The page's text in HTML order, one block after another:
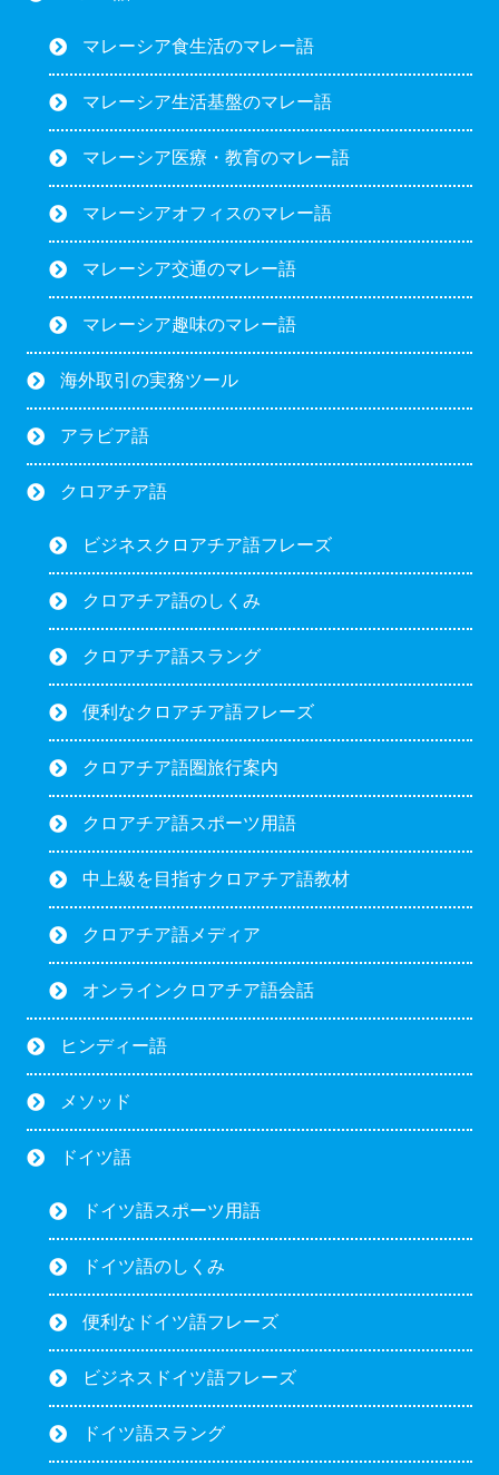
マレーシア食生活のマレー語
マレーシア生活基盤のマレー語
マレーシア医療・教育のマレー語
マレーシアオフィスのマレー語
マレーシア交通のマレー語
マレーシア趣味のマレー語
海外取引の実務ツール
アラビア語
クロアチア語
ビジネスクロアチア語フレーズ
クロアチア語のしくみ
クロアチア語スラング
便利なクロアチア語フレーズ
クロアチア語圏旅行案内
クロアチア語スポーツ用語
中上級を目指すクロアチア語教材
クロアチア語メディア
オンラインクロアチア語会話
ヒンディー語
メソッド
ドイツ語
ドイツ語スポーツ用語
ドイツ語のしくみ
便利なドイツ語フレーズ
ビジネスドイツ語フレーズ
ドイツ語スラング